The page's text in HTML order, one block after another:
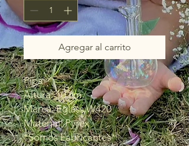
Agregar al carrito
Pipa
Altura: 10 cm
Marca: Eglass W420
Material: Pyrex
*Somos Fabricantes*